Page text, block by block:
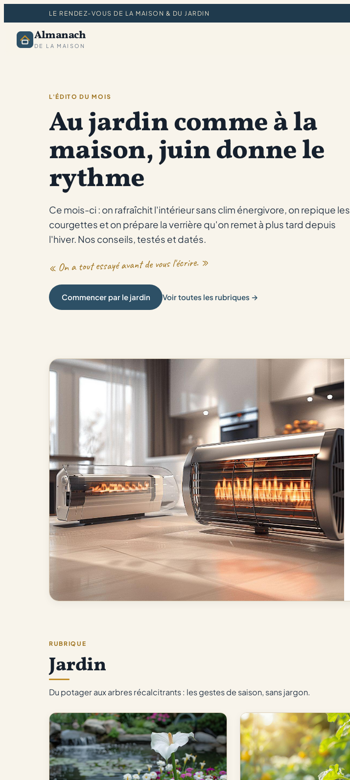
LE RENDEZ-VOUS DE LA MAISON & DU JARDIN
Almanach
DE LA MAISON
L'ÉDITO DU MOIS
Au jardin comme à la
maison, juin donne le
rythme
Ce mois-ci : on rafraîchit l'intérieur sans clim énergivore, on repique les
courgettes et on prépare la verrière qu'on remet à plus tard depuis
l'hiver. Nos conseils, testés et datés.
« On a tout essayé avant de vous l'écrire. »
Commencer par le jardin Voir toutes les rubriques →
RUBRIQUE
Jardin
Du potager aux arbres récalcitrants : les gestes de saison, sans jargon.